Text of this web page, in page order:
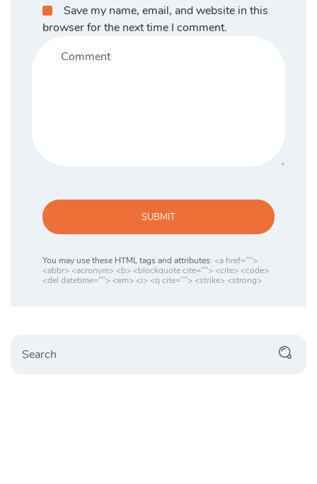
Save my name, email, and website in this
browser for the next time I comment.
SUBMIT
You may use these HTML tags and attributes: <a href="">
<abbr> <acronym> <b> <blockquote cite=""> <cite> <code>
<del datetime=""> <em> <i> <q cite=""> <strike> <strong>